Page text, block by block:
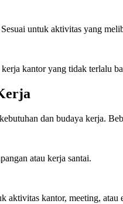
untuk aktivitas yang
kantor yang tidak terlalu
dan budaya kerja.
atau kerja santai.
kantor, meeting, atau